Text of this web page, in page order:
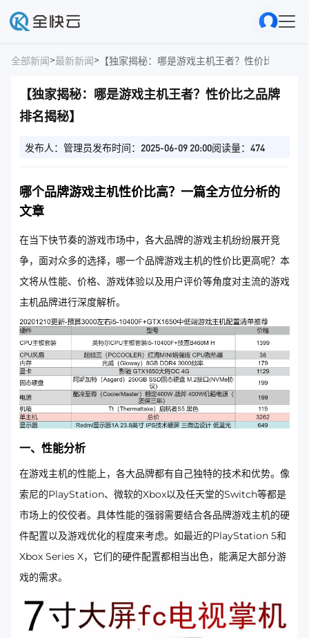
全部新闻>最新新闻> 【独家揭秘：哪是游戏主机王者？性价比之品牌
【独家揭秘：哪是游戏主机王者？性价比之品牌
排名揭秘】
发布人：管理员发布时间：2025-06-09 20:00阅读量：474
哪个品牌游戏主机性价比高？一篇全方位分析的
文章
在当下快节奏的游戏市场中，各大品牌的游戏主机纷纷展开竞
争，面对众多的选择，哪一个品牌游戏主机的性价比更高呢？本
文将从性能、价格、游戏体验以及用户评价等角度对主流的游戏
主机品牌进行深度解析。
一、性能分析
在游戏主机的性能上，各大品牌都有自己独特的技术和优势。像
索尼的PlayStation、微软的Xbox以及任天堂的Switch等都是
市场上的佼佼者。具体性能的强弱需要结合各品牌游戏主机的硬
件配置以及游戏优化的程度来考虑。如最近的PlayStation 5和
Xbox Series X，它们的硬件配置都相当出色，能满足大部分游
戏的需求。